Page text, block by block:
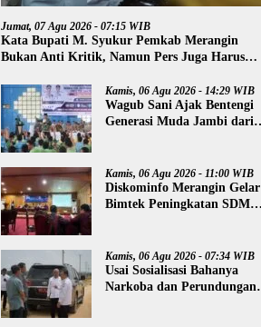
Jumat, 07 Agu 2026 - 07:15 WIB
Kata Bupati M. Syukur Pemkab Merangin
Bukan Anti Kritik, Namun Pers Juga Harus
Kamis, 06 Agu 2026 - 14:29 WIB
Wagub Sani Ajak Bentengi
Generasi Muda Jambi dari
Kamis, 06 Agu 2026 - 11:00 WIB
Diskominfo Merangin Gelar
Bimtek Peningkatan SDM
Kamis, 06 Agu 2026 - 07:34 WIB
Usai Sosialisasi Bahanya
Narkoba dan Perundungan,